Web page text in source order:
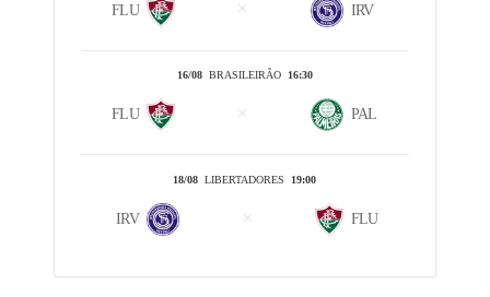
FLU IRV
16/08BRASILEIRÃO 16:30
FLU PAL
18/08 LIBERTADORES 19:00
IRV FLU